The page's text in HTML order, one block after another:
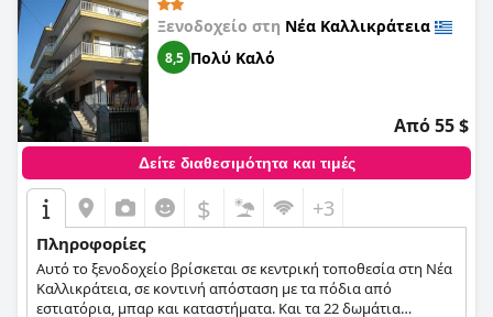
Ξενοδοχείο στη Νέα Καλλικράτεια
8,5 Πολύ Καλό
Από 55 $
Δείτε διαθεσιμότητα και τιμές
$ +3
Πληροφορίες
Αυτό το ξενοδοχείο βρίσκεται σε κεντρική τοποθεσία στη Νέα
Καλλικράτεια, σε κοντινή απόσταση με τα πόδια από
εστιατόρια, μπαρ και καταστήματα. Και τα 22 δωμάτια